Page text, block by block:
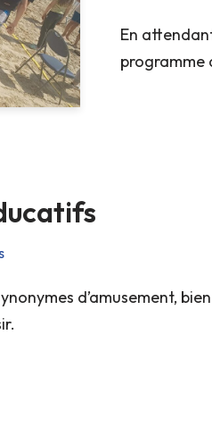
En
programme
d’amusement,